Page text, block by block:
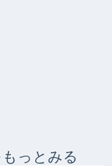
っとみる